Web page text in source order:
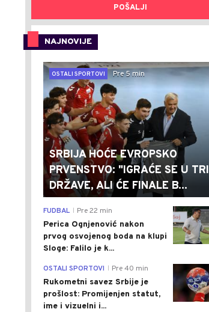
POŠALJI
NAJNOVIJE
OSTALI SPORTOVI
Pre 5 min
SRBIJA HOĆE EVROPSKO
PRVENSTVO: "IGRAĆE SE U TRI
DRŽAVE, ALI ĆE FINALE B...
FUDBAL Pre 22 min
Perica Ognjenović nakon
prvog osvojenog boda na klupi
Sloge: Falilo je k...
OSTALI SPORTOVI Pre 40 min
Rukometni savez Srbije je
prošlost: Promijenjen statut,
ime i vizuelni i...